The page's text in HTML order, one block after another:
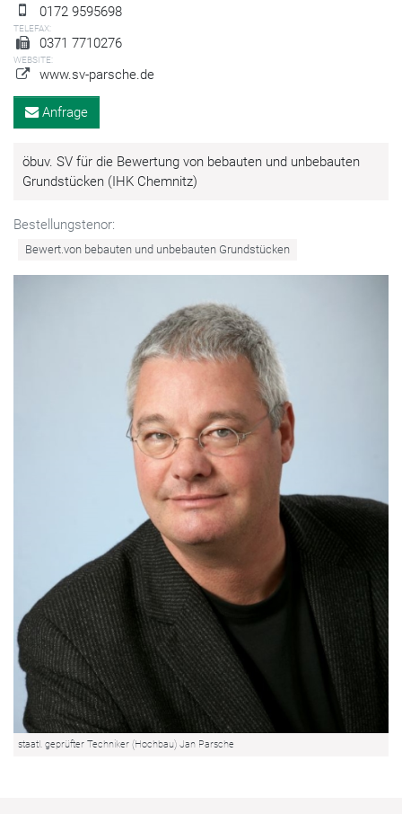
0172 9595698
TELEFAX:
0371 7710276
WEBSITE:
www.sv-parsche.de
Anfrage
öbuv. SV für die Bewertung von bebauten und unbebauten
Grundstücken (IHK Chemnitz)
Bestellungstenor:
Bewert.von bebauten und unbebauten Grundstücken
staatl. geprüfter Techniker (Hochbau) Jan Parsche